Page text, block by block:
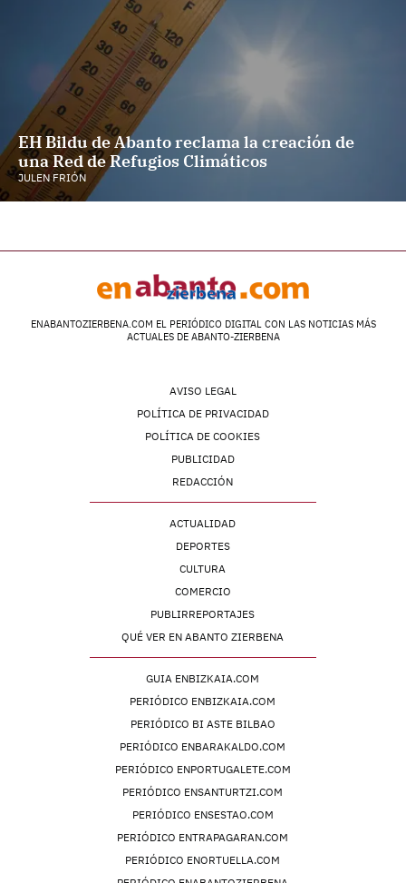
EH Bildu de Abanto reclama la creación de
una Red de Refugios Climáticos
JULEN FRIÓN
ENABANTOZIERBENA.COM EL PERIÓDICO DIGITAL CON LAS NOTICIAS MÁS
ACTUALES DE ABANTO-ZIERBENA
AVISO LEGAL
POLÍTICA DE PRIVACIDAD
POLÍTICA DE COOKIES
PUBLICIDAD
REDACCIÓN
ACTUALIDAD
DEPORTES
CULTURA
COMERCIO
PUBLIRREPORTAJES
QUÉ VER EN ABANTO ZIERBENA
GUIA ENBIZKAIA.COM
PERIÓDICO ENBIZKAIA.COM
PERIÓDICO BI ASTE BILBAO
PERIÓDICO ENBARAKALDO.COM
PERIÓDICO ENPORTUGALETE.COM
PERIÓDICO ENSANTURTZI.COM
PERIÓDICO ENSESTAO.COM
PERIÓDICO ENTRAPAGARAN.COM
PERIÓDICO ENORTUELLA.COM